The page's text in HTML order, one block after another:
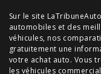
Sur le site
automobiles et des
véhicules, nos
gratuitement une
votre achat auto. Vous
les véhicules